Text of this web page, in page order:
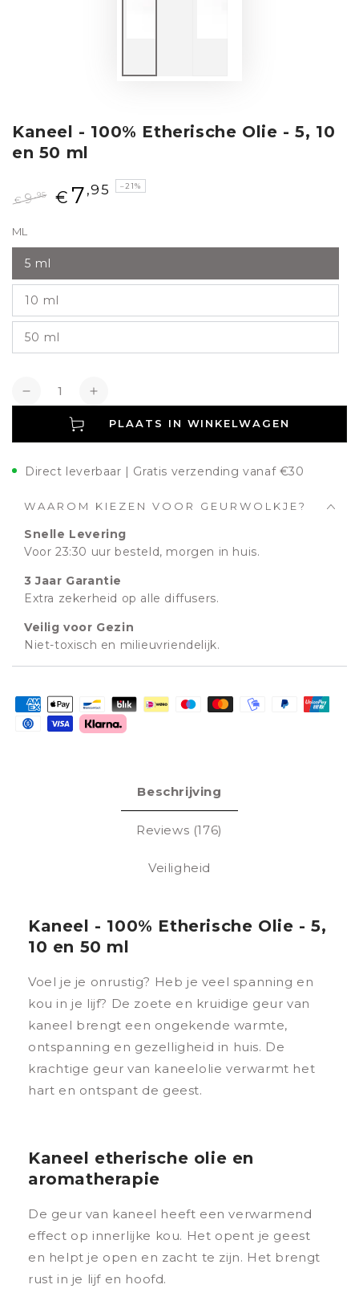
Kaneel - 100% Etherische Olie - 5, 10
en 50 ml
prijs
€ 9,95 € 7 ,95 –21%
ML
5 ml
10 ml
50 ml
Verlagen Verhogen
PLAATS IN WINKELWAGEN
Direct leverbaar | Gratis verzending vanaf €30
WAAROM KIEZEN VOOR GEURWOLKJE?
Snelle Levering
Voor 23:30 uur besteld, morgen in huis.
3 Jaar Garantie
Extra zekerheid op alle diffusers.
Veilig voor Gezin
Niet-toxisch en milieuvriendelijk.
Betaalmethoden
Beschrijving
Reviews (176)
Veiligheid
Kaneel - 100% Etherische Olie - 5,
10 en 50 ml
Voel je je onrustig? Heb je veel spanning en
kou in je lijf? De zoete en kruidige geur van
kaneel brengt een ongekende warmte,
ontspanning en gezelligheid in huis. De
krachtige geur van kaneelolie verwarmt het
hart en ontspant de geest.
Kaneel etherische olie en
aromatherapie
De geur van kaneel heeft een verwarmend
effect op innerlijke kou. Het opent je geest
en helpt je open en zacht te zijn. Het brengt
rust in je lijf en hoofd.